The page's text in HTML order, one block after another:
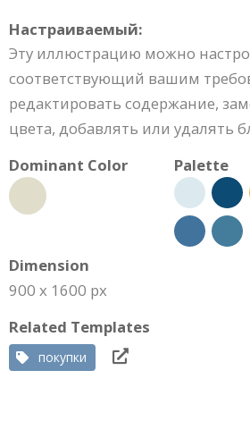
Настраиваемый:
Эту иллюстрацию можно
соответствующий вашим
редактировать содержание,
цвета, добавлять или удалять
Dominant Color
Palette
Dimension
900 x 1600 px
Related Templates
покупки